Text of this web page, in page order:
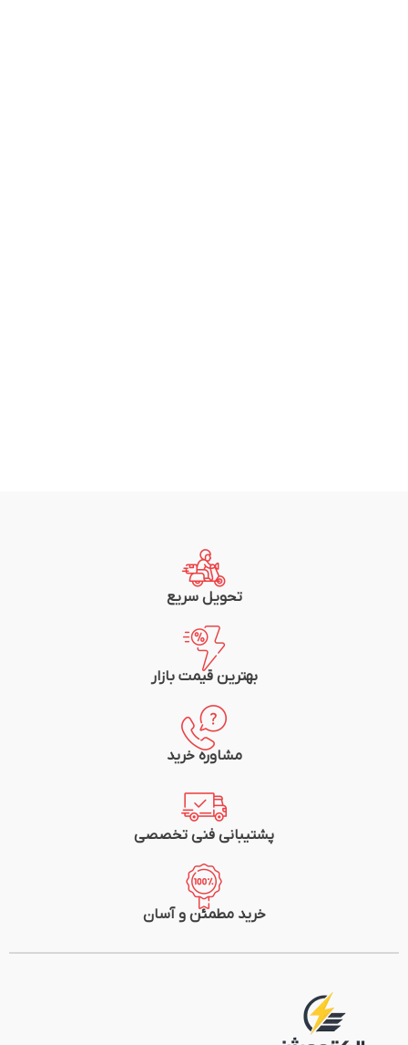
تحویل سریع
بهترین قیمت بازار
مشاوره خرید
پشتیبانی فنی تخصصی
خرید مطمئن و آسان